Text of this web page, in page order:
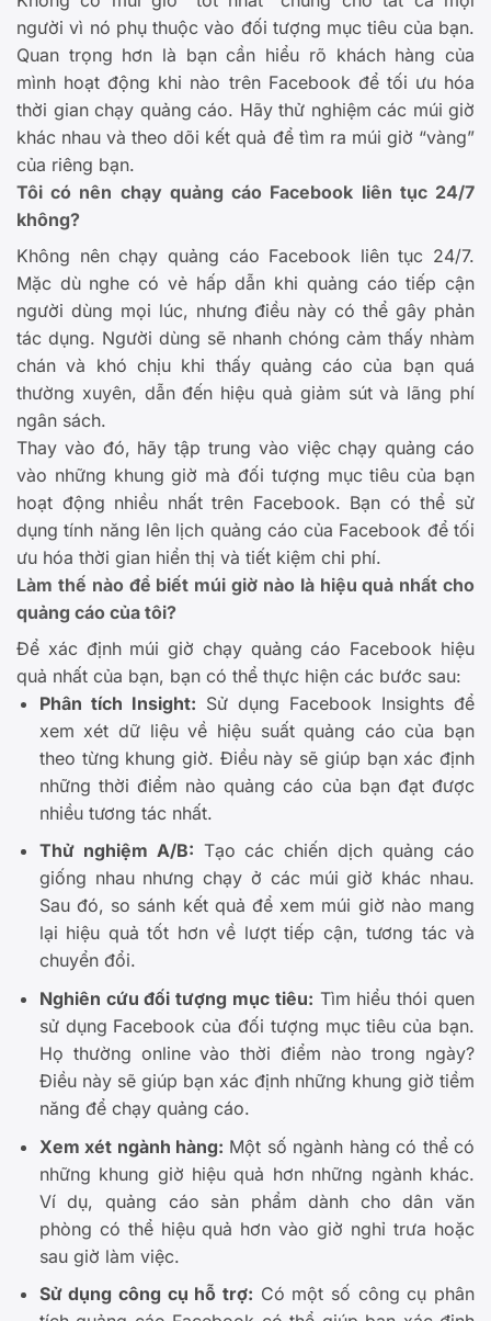
người vì nó phụ thuộc vào đối tượng mục tiêu của bạn.
Quan trọng hơn là bạn cần hiểu rõ khách hàng của
mình hoạt động khi nào trên Facebook để tối ưu hóa
thời gian chạy quảng cáo. Hãy thử nghiệm các múi giờ
khác nhau và theo dõi kết quả để tìm ra múi giờ “vàng”
của riêng bạn.
Tôi có nên chạy quảng cáo Facebook liên tục 24/7
không?
Không nên chạy quảng cáo Facebook liên tục 24/7.
Mặc dù nghe có vẻ hấp dẫn khi quảng cáo tiếp cận
người dùng mọi lúc, nhưng điều này có thể gây phản
tác dụng. Người dùng sẽ nhanh chóng cảm thấy nhàm
chán và khó chịu khi thấy quảng cáo của bạn quá
thường xuyên, dẫn đến hiệu quả giảm sút và lãng phí
ngân sách.
Thay vào đó, hãy tập trung vào việc chạy quảng cáo
vào những khung giờ mà đối tượng mục tiêu của bạn
hoạt động nhiều nhất trên Facebook. Bạn có thể sử
dụng tính năng lên lịch quảng cáo của Facebook để tối
ưu hóa thời gian hiển thị và tiết kiệm chi phí.
Làm thế nào để biết múi giờ nào là hiệu quả nhất cho
quảng cáo của tôi?
Để xác định múi giờ chạy quảng cáo Facebook hiệu
quả nhất của bạn, bạn có thể thực hiện các bước sau:
Phân tích Insight: Sử dụng Facebook Insights để
xem xét dữ liệu về hiệu suất quảng cáo của bạn
theo từng khung giờ. Điều này sẽ giúp bạn xác định
những thời điểm nào quảng cáo của bạn đạt được
nhiều tương tác nhất.
Thử nghiệm A/B: Tạo các chiến dịch quảng cáo
giống nhau nhưng chạy ở các múi giờ khác nhau.
Sau đó, so sánh kết quả để xem múi giờ nào mang
lại hiệu quả tốt hơn về lượt tiếp cận, tương tác và
chuyển đổi.
Nghiên cứu đối tượng mục tiêu: Tìm hiểu thói quen
sử dụng Facebook của đối tượng mục tiêu của bạn.
Họ thường online vào thời điểm nào trong ngày?
Điều này sẽ giúp bạn xác định những khung giờ tiềm
năng để chạy quảng cáo.
Xem xét ngành hàng: Một số ngành hàng có thể có
những khung giờ hiệu quả hơn những ngành khác.
Ví dụ, quảng cáo sản phẩm dành cho dân văn
phòng có thể hiệu quả hơn vào giờ nghỉ trưa hoặc
sau giờ làm việc.
Sử dụng công cụ hỗ trợ: Có một số công cụ phân